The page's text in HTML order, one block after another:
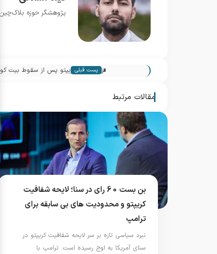
پژوهشگر حوزه
« پست قبلی
نزول سهام کریپتو پس از سقوط بیت کوین به
مقالات مرتبط
بن بست 60 رای در سنا؛ لایحه شفافیت
کریپتو و محدودیت های بی سابقه برای
ترامپ
نبرد سیاسی تازه بر سر لایحه شفافیت کریپتو در
سنای آمریکا به اوج رسیده است. ترامپ با